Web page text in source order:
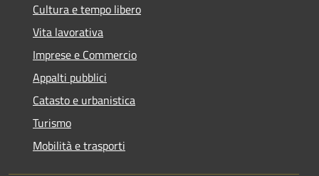
Cultura e tempo libero
Vita lavorativa
Imprese e Commercio
Appalti pubblici
Catasto e urbanistica
Turismo
Mobilità e trasporti